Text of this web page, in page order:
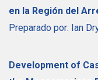
en la Región del
Preparado por: Ian
Development of